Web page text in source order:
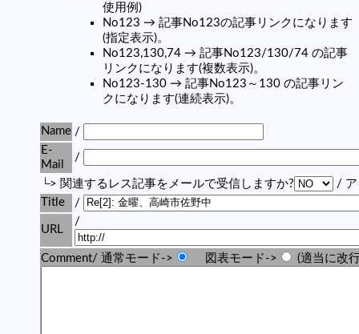
使用例)
No123 → 記事No123の記事リンクになります
(指定表示)。
No123,130,74 → 記事No123/130/74 の記事
リンクになります(複数表示)。
No123-130 → 記事No123～130 の記事リン
クになります(連続表示)。
Name /
E-
Mail
/
└> 関連するレス記事をメールで受信しますか?
/ ア
Title
/
URL
/
Comment/ 通常モード-> 図表モード-> (適当に改